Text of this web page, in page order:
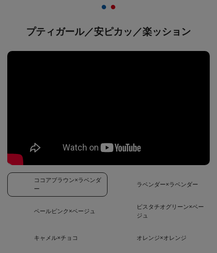
プティガール／安ピカッ／楽ッション
ココアブラウン×ラベンダ
ー
ラベンダー×ラベンダー
ペールピンク×ベージュ
ピスタチオグリーン×ベー
ジュ
キャメル×チョコ オレンジ×オレンジ